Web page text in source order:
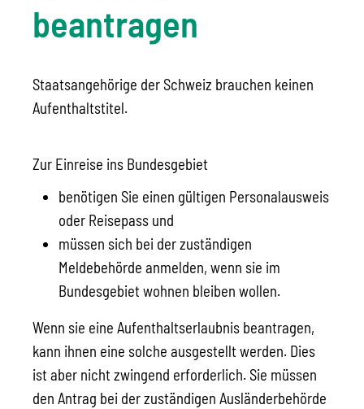
beantragen
Staatsangehörige der Schweiz brauchen keinen
Aufenthaltstitel.
Zur Einreise ins Bundesgebiet
benötigen Sie einen gültigen Personalausweis
oder Reisepass und
müssen sich bei der zuständigen
Meldebehörde anmelden, wenn sie im
Bundesgebiet wohnen bleiben wollen.
Wenn sie eine Aufenthaltserlaubnis beantragen,
kann ihnen eine solche ausgestellt werden. Dies
ist aber nicht zwingend erforderlich. Sie müssen
den Antrag bei der zuständigen Ausländerbehörde